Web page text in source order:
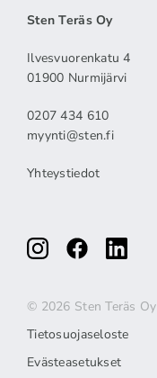
Sten Teräs Oy
Ilvesvuorenkatu 4
01900 Nurmijärvi
0207 434 610
myynti@sten.fi
Yhteystiedot
© 2026 Sten Teräs Oy
Tietosuojaseloste
Evästeasetukset